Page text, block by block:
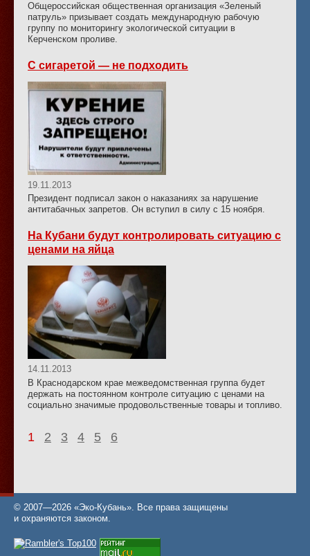
Общероссийская общественная организация «Зеленый
патруль» призывает создать международную рабочую
группу по мониторингу экологической ситуации в
Керченском проливе.
С сигаретой — не подходить
19.11.2013
Президент подписал закон о наказаниях за нарушение
антитабачных запретов. Он вступил в силу с 15 ноября.
На Кубани будут контролировать ситуацию с
ценами на яйца
14.11.2013
В Краснодарском крае межведомственная группа будет
держать на постоянном контроле ситуацию с ценами на
социально значимые продовольственные товары и топливо.
1 2 3 4 5 6
© 2007—2026 «Эко-Кубань». Все права защищены
и охраняются законом.
Статистика